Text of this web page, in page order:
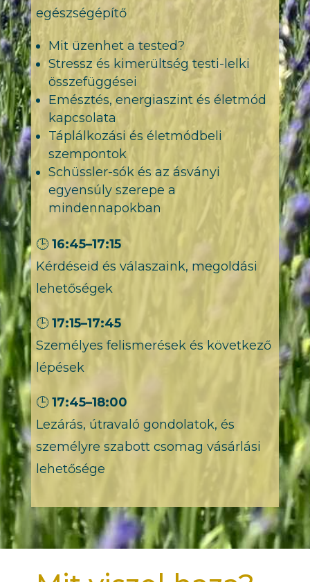
egészségépítő
Mit üzenhet a tested?
Stressz és kimerültség testi-lelki
összefüggései
Emésztés, energiaszint és életmód
kapcsolata
Táplálkozási és életmódbeli
szempontok
Schüssler-sók és az ásványi
egyensúly szerepe a
mindennapokban
🕒16:45–17:15
Kérdéseid és válaszaink, megoldási
lehetőségek
🕒17:15–17:45
Személyes felismerések és következő
lépések
🕒17:45–18:00
Lezárás, útravaló gondolatok, és
személyre szabott csomag vásárlási
lehetősége